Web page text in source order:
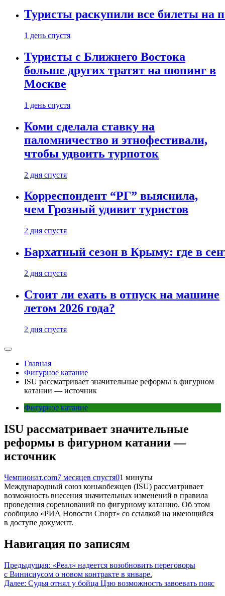
Туристы раскупили все билеты на
1 день спустя
Туристы с Ближнего Востока
больше других тратят на шопинг в
Москве
1 день спустя
Коми сделала ставку на
паломничество и этнофестивали,
чтобы удвоить турпоток
2 дня спустя
Корреспондент “РГ” выяснила,
чем Грозный удивит туристов
2 дня спустя
Бархатный сезон в Крыму: где в
2 дня спустя
Стоит ли ехать в отпуск на машине
летом 2026 года?
2 дня спустя
Главная
Фигурное катание
ISU рассматривает значительные реформы в фигурном
катании — источник
Фигурное катание
ISU рассматривает значительные
реформы в фигурном катании —
источник
Чемпионат.com7 месяцев спустя01 минуты
Международный союз конькобежцев (ISU) рассматривает
возможность внесения значительных изменений в правила
проведения соревнований по фигурному катанию. Об этом
сообщило «РИА Новости Спорт» со ссылкой на имеющийся
в доступе документ.
Навигация по записям
Предыдущая: «Реал» надеется возобновить переговоры
с Винисиусом о новом контракте в январе.
Далее: Судья отнял у бойца Цзю возможность завоевать пояс